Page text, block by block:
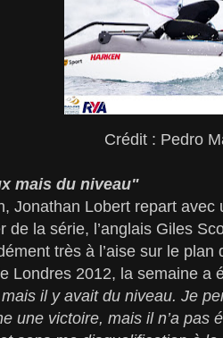
Crédit : Pedro
mais du niveau"
Jonathan Lobert repart
de la série, l’anglais Giles
très à l’aise sur le plan
Londres 2012, la semaine a
il y avait du niveau. Je
une victoire, mais il n’a pas